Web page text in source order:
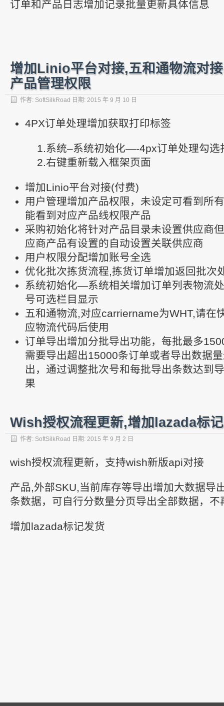
订单和产品日志增加记录批量更新具体信息
增加Linio平台对接,五和通物流对
产品管理权限
作者: SoftSilkRoad 日期: 2015 年 9 月 10 日
4PX订单处理增加获取打印标签
1.系统–系统初始化—-4px订单处理勾选
2.右键重新载入框架页面
增加Linio平台对接(付费)
用户管理增加产品权限，未设定可看到所
能看到对应产品线权限产品
采购初始化将针对产品目录未设置供应商
应商产品有设置的自动设置关联供应商
用户权限分配增加账号全选
优化批次拣货流程,拣货订单增加返回批次
系统初始化—系统相关增加订单列表物流
号可选栏目显示
五和通物流,对应carriername为WHT,请在
应物流代码后使用
订单导出增加分批导出功能，每批最多
需要导出超出15000条订单或者导出数据
出，通过调整批次号和每批导出条数达到
果
Wish授权流程更新,增加lazada标
作者: SoftSilkRoad 日期: 2015 年 9 月 2 日
wish授权流程更新，支持wish新版api对接
产品,外部SKU,当前库存等导出增加大数据导
条数据，可自行分数量分页导出全部数据，不
增加lazada标记发货